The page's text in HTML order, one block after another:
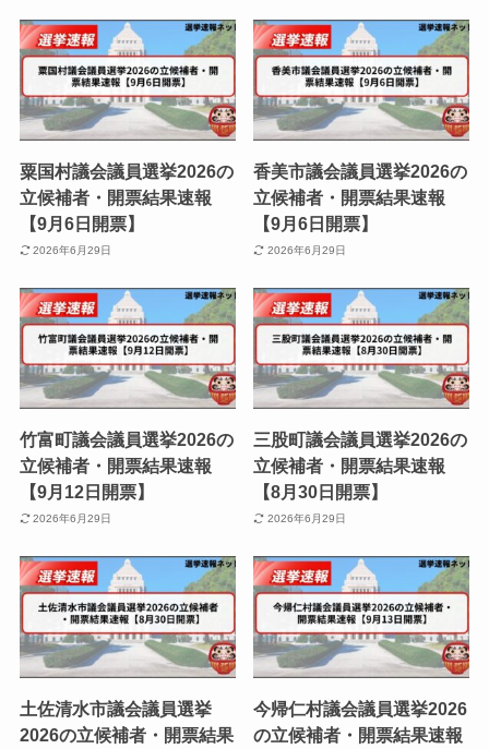
粟国村議会議員選挙2026の
立候補者・開票結果速報
【9月6日開票】
2026年6月29日
香美市議会議員選挙2026の
立候補者・開票結果速報
【9月6日開票】
2026年6月29日
竹富町議会議員選挙2026の
立候補者・開票結果速報
【9月12日開票】
2026年6月29日
三股町議会議員選挙2026の
立候補者・開票結果速報
【8月30日開票】
2026年6月29日
土佐清水市議会議員選挙
2026の立候補者・開票結果
今帰仁村議会議員選挙2026
の立候補者・開票結果速報